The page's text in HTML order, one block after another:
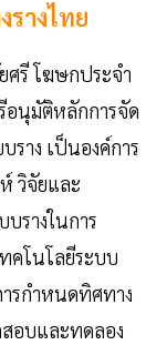
างไทย
รี โฆษกประจำ
อนุมัติหลักการจัด
าง เป็นองค์การ
วิจัยและ
รางในการ
คโนโลยีระบบ
รกำหนดทิศทาง
อบและทดลอง